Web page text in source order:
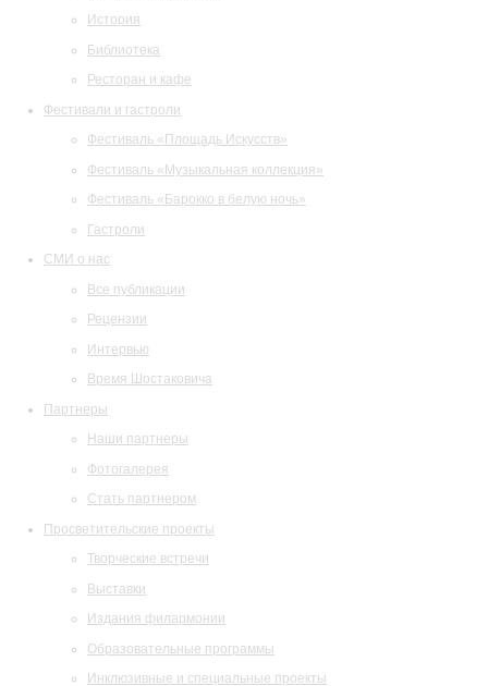
История
Библиотека
Ресторан и кафе
Фестивали и гастроли
Фестиваль «Площадь Искусств»
Фестиваль «Музыкальная коллекция»
Фестиваль «Барокко в белую ночь»
Гастроли
СМИ о нас
Все публикации
Рецензии
Интервью
Время Шостаковича
Партнеры
Наши партнеры
Фотогалерея
Стать партнером
Просветительские проекты
Творческие встречи
Выставки
Издания филармонии
Образовательные программы
Инклюзивные и специальные проекты